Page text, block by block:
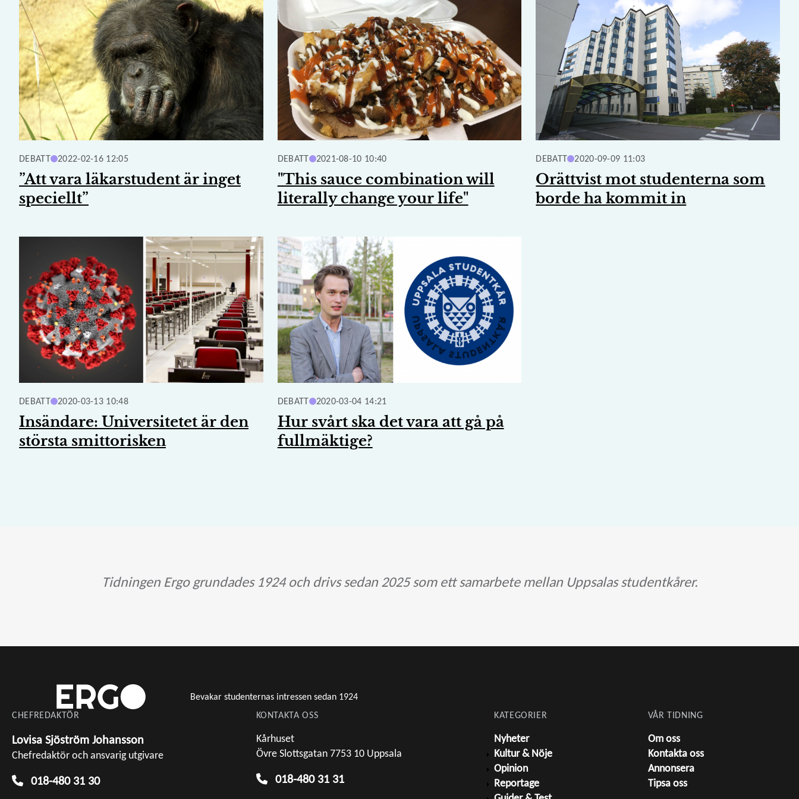
DEBATT 2022-02-16 12:05
”Att vara läkarstudent är inget
speciellt”
DEBATT 2021-08-10 10:40
"This sauce combination will
literally change your life"
DEBATT 2020-09-09 11:03
Orättvist mot studenterna som
borde ha kommit in
DEBATT 2020-03-13 10:48
Insändare: Universitetet är den
största smittorisken
DEBATT 2020-03-04 14:21
Hur svårt ska det vara att gå på
fullmäktige?
Tidningen Ergo grundades 1924 och drivs sedan 2025 som ett samarbete mellan Uppsalas studentkårer.
Bevakar studenternas intressen sedan 1924
CHEFREDAKTÖR
Lovisa Sjöström Johansson
Chefredaktör och ansvarig utgivare
018-480 31 30
KONTAKTA OSS
Kårhuset
Övre Slottsgatan 7753 10 Uppsala
018-480 31 31
KATEGORIER
Nyheter
Kultur & Nöje
Opinion
Reportage
VÅR TIDNING
Om oss
Kontakta oss
Annonsera
Tipsa oss